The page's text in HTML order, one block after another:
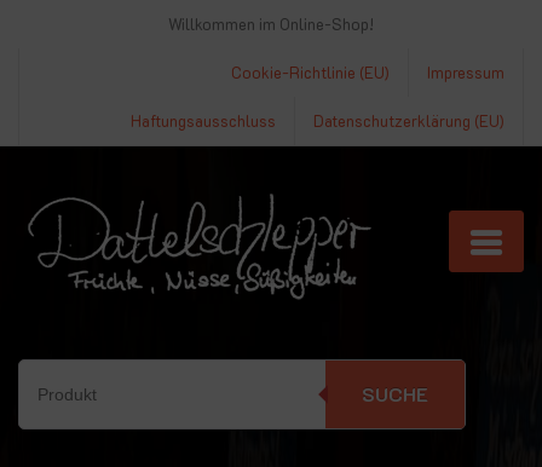
Willkommen im Online-Shop!
Impressum
Cookie-Richtlinie (EU)
Datenschutzerklärung (EU)
Haftungsausschluss
SUCHE